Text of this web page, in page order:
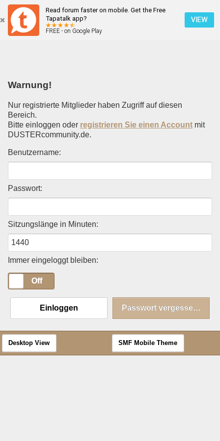
Read forum faster on mobile. Get the Free
Tapatalk app?
FREE - on Google Play
VIEW
Einloggen
Warnung!
Nur registrierte Mitglieder haben Zugriff auf diesen
Bereich.
Bitte einloggen oder registrieren Sie einen Account mit
DUSTERcommunity.de.
Benutzername:
Passwort:
Sitzungslänge in Minuten:
Immer eingeloggt bleiben:
Off
Einloggen Passwort vergessen?
Desktop View SMF Mobile Theme